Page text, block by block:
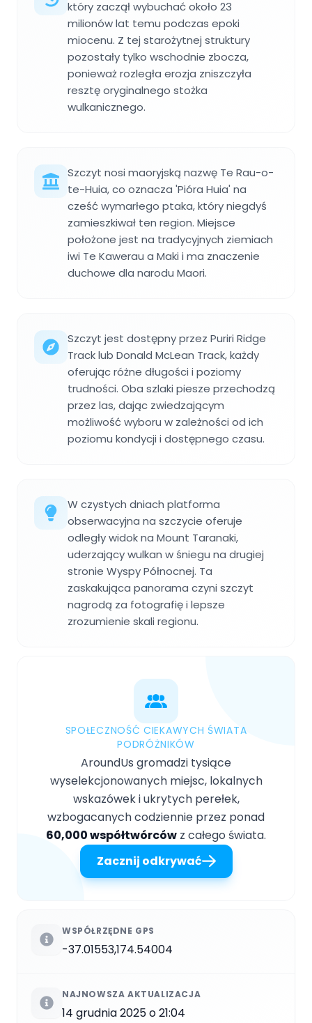
który zaczął wybuchać około 23
milionów lat temu podczas epoki
miocenu. Z tej starożytnej struktury
pozostały tylko wschodnie zbocza,
ponieważ rozległa erozja zniszczyła
resztę oryginalnego stożka
wulkanicznego.
Szczyt nosi maoryjską nazwę Te Rau-o-
te-Huia, co oznacza 'Pióra Huia' na
cześć wymarłego ptaka, który niegdyś
zamieszkiwał ten region. Miejsce
położone jest na tradycyjnych ziemiach
iwi Te Kawerau a Maki i ma znaczenie
duchowe dla narodu Maori.
Szczyt jest dostępny przez Puriri Ridge
Track lub Donald McLean Track, każdy
oferując różne długości i poziomy
trudności. Oba szlaki piesze przechodzą
przez las, dając zwiedzającym
możliwość wyboru w zależności od ich
poziomu kondycji i dostępnego czasu.
W czystych dniach platforma
obserwacyjna na szczycie oferuje
odległy widok na Mount Taranaki,
uderzający wulkan w śniegu na drugiej
stronie Wyspy Północnej. Ta
zaskakująca panorama czyni szczyt
nagrodą za fotografię i lepsze
zrozumienie skali regionu.
SPOŁECZNOŚĆ CIEKAWYCH ŚWIATA
PODRÓŻNIKÓW
AroundUs gromadzi tysiące
wyselekcjonowanych miejsc, lokalnych
wskazówek i ukrytych perełek,
wzbogacanych codziennie przez ponad
60,000 współtwórców z całego świata.
Zacznij odkrywać
WSPÓŁRZĘDNE GPS
-37.01553,174.54004
NAJNOWSZA AKTUALIZACJA
14 grudnia 2025 o 21:04